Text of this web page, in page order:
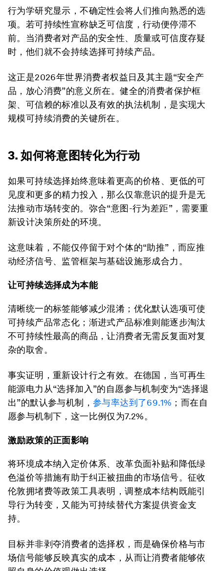
行为学研究显示，不确定性会将人们推向熟悉的选
项。若可持续性宣称缺乏可信度，行动便停滞不
前。当消费者对产品的安全性、质量或可信度存疑
时，他们就不会持续选择可持续产品。
这正是2026年世界消费者权益日及其主题“安全产
品，放心消费”的意义所在。健全的消费者保护框
架、可信赖的标准以及有效的执法机制，是实现大
规模可持续消费的关键所在。
3. 如何将意图转化为行动
如果可持续选择始终意味着更高的价格、更低的可
见度和更多的精力投入，那么仅靠意识的提升是无
法推动市场转变的。弥合“意图-行为差距”，需要重
新设计决策所处的环境。
这意味着，不能仅停留于对个体的“助推”，而应推
动经济信号、监管框架与基础设施形成合力。
让可持续选择成为本能
清晰统一的标签能够减少混淆；优化默认选项可使
可持续产品常态化；渐进式产品标准则能逐步淘汰
不可持续性最高的商品，让消费者无需反复面对复
杂的取舍。
事实证明，重新设计行之有效。在德国，当可再生
能源电力从“选择加入”的自愿参与机制变为“选择退
出”的默认参与机制， 参与率达到了69.1% ；而在自
愿参与机制下，这一比例仅为7.2%。
激励政策的正面影响
将环境成本纳入定价体系、改革负面补贴和降低绿
色溢价等措施有助于纠正被扭曲的市场信号。征收
伦敦拥堵费等政策工具表明，调整成本结构既能引
导行为转变，又能为可持续替代方案提供资金支
持。
目标并非剥夺消费者的选择权，而是确保价格与市
场信号能够反映真实的成本，从而让消费者能够依